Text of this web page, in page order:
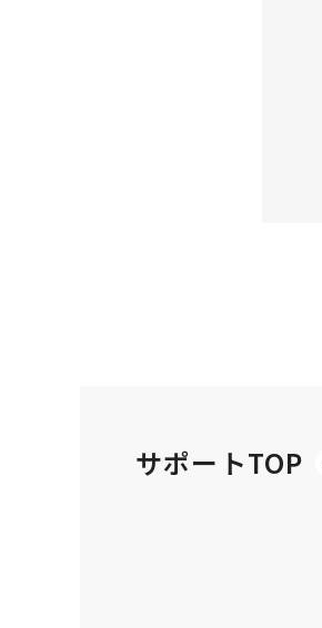
サポートTOP